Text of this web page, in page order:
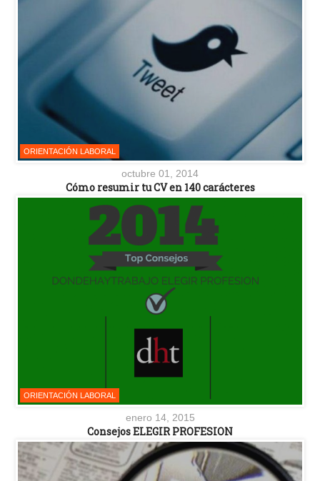
ORIENTACIÓN LABORAL
octubre 01, 2014
Cómo resumir tu CV en 140 carácteres
ORIENTACIÓN LABORAL
enero 14, 2015
Consejos ELEGIR PROFESION